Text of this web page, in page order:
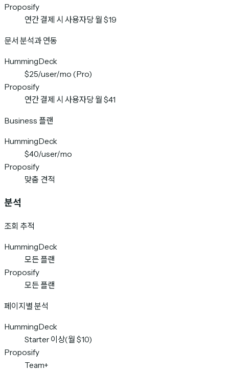
Proposify
연간 결제 시 사용자당 월 $19
문서 분석과 연동
HummingDeck
$25/user/mo (Pro)
Proposify
연간 결제 시 사용자당 월 $41
Business 플랜
HummingDeck
$40/user/mo
Proposify
맞춤 견적
분석
조회 추적
HummingDeck
모든 플랜
Proposify
모든 플랜
페이지별 분석
HummingDeck
Starter 이상(월 $10)
Proposify
Team+